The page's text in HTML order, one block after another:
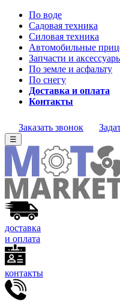
По воде
Садовая техника
Силовая техника
Автомобильные
Запчасти и
По земле и асфальту
По снегу
Доставка и оплата
Контакты
Заказать звонок
☰
доставка
и оплата
контакты